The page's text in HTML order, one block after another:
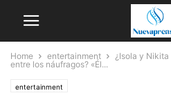
Home entertainment
¿Isola y
entre los náufragos? «Él...
entertainment